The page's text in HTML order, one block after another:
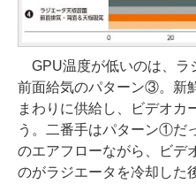
GPU温度が低いのは、ラ
前面給気のパターン③。新
まわりに供給し、ビデオカ
う。二番手はパターン①だ
のエアフローながら、ビデ
のがラジエータを冷却した